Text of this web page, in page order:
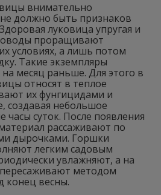
внимательно
должно быть признаков
луковица упругая и
проращивают
условиях, а лишь потом
Такие экземпляры
месяц раньше. Для этого в
относят в теплое
их фунгицидами и
создавая небольшое
часы суток. После появления
рассаживают по
дырочками. Горшки
легким садовым
увлажняют, а на
методом
конец весны.